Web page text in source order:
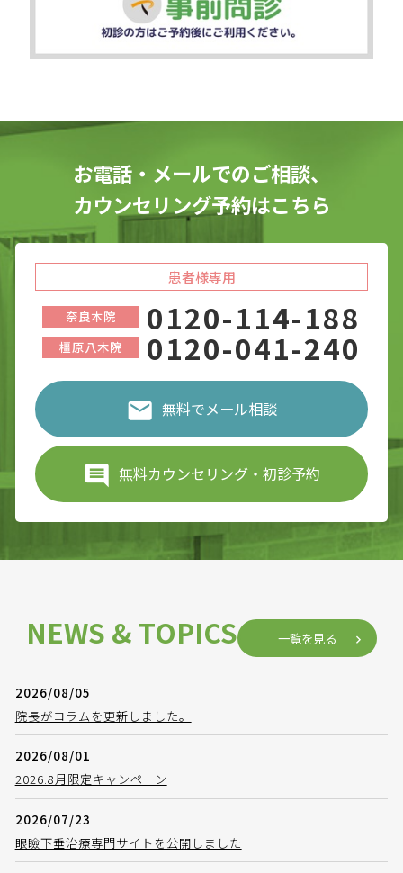
お電話・メールでのご相談、
カウンセリング予約はこちら
患者様専用
奈良本院 0120-114-188
橿原八木院 0120-041-240
無料でメール相談
無料カウンセリング・初診予約
NEWS & TOPICS 一覧を見る
2026/08/05
院長がコラムを更新しました。
2026/08/01
2026.8月限定キャンペーン
2026/07/23
眼瞼下垂治療専門サイトを公開しました